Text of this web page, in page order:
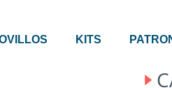
KITS